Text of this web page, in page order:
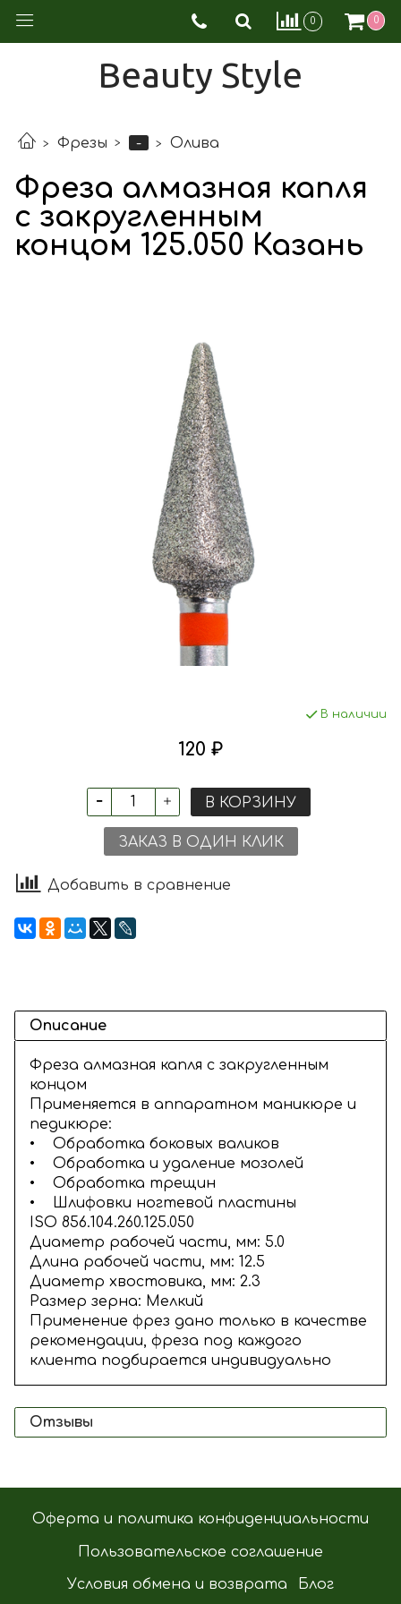
0 0
Beauty Style
Фрезы - Олива
Фреза алмазная капля
с закругленным
концом 125.050 Казань
В наличии
120 ₽
В КОРЗИНУ
ЗАКАЗ В ОДИН КЛИК
Добавить в сравнение
Описание
Фреза алмазная капля с закругленным
концом
Применяется в аппаратном маникюре и
педикюре:
• Обработка боковых валиков
• Обработка и удаление мозолей
• Обработка трещин
• Шлифовки ногтевой пластины
ISO 856.104.260.125.050
Диаметр рабочей части, мм: 5.0
Длина рабочей части, мм: 12.5
Диаметр хвостовика, мм: 2.3
Размер зерна: Мелкий
Применение фрез дано только в качестве
рекомендации, фреза под каждого
клиента подбирается индивидуально
Отзывы
Оферта и политика конфиденциальности
Пользовательское соглашение
Условия обмена и возврата Блог